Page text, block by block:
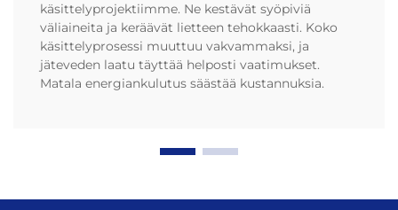
käsittelyprojektiimme. Ne kestävät syöpiviä
väliaineita ja keräävät lietteen tehokkaasti. Koko
käsittelyprosessi muuttuu vakvammaksi, ja
jäteveden laatu täyttää helposti vaatimukset.
Matala energiankulutus säästää kustannuksia.